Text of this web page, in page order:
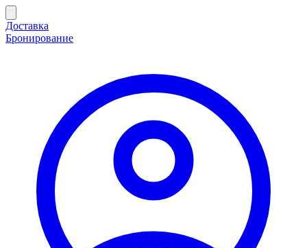
Доставка
Бронирование